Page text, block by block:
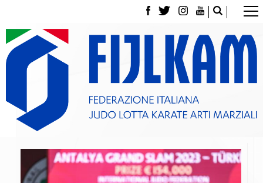
La Federazione
Tesseramento
Contatti
Norme e modulistica Affiliazioni e Tesseramenti
Classifica Società Sportive con più di 100 atleti
tesserati
Gare e Risultati
Archivio eventi
Dove siamo